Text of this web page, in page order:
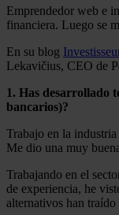
Emprendedor web e
financiera. Luego se
En su blog
Lekavičius, CEO de
1. Has desarrollado
bancarios)?
Trabajo en la
Me dio una muy
Trabajando en el
de experiencia, he
alternativos han traído